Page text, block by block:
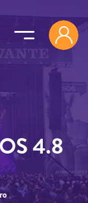
4.8